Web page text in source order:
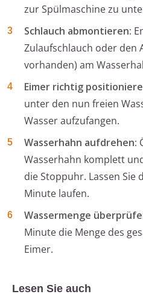
zur Spülmaschine zu
Schlauch abmontieren:
Zulaufschlauch oder den
vorhanden) am
Eimer richtig
unter den nun freien
Wasser aufzufangen.
Wasserhahn aufdrehen:
Wasserhahn komplett
die Stoppuhr. Lassen Sie
Minute laufen.
Wassermenge
Minute die Menge des
Eimer.
Lesen Sie auch